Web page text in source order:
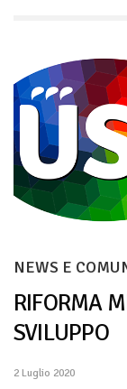
NEWS E
RIFORMA
SVILUPPO
2 Luglio 2020